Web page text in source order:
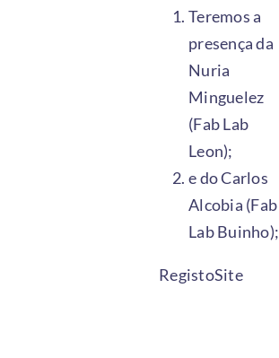
Teremos a
presença da
Nuria
Minguelez
(Fab Lab
Leon);
e do Carlos
Alcobia (Fab
Lab Buinho);
RegistoSite